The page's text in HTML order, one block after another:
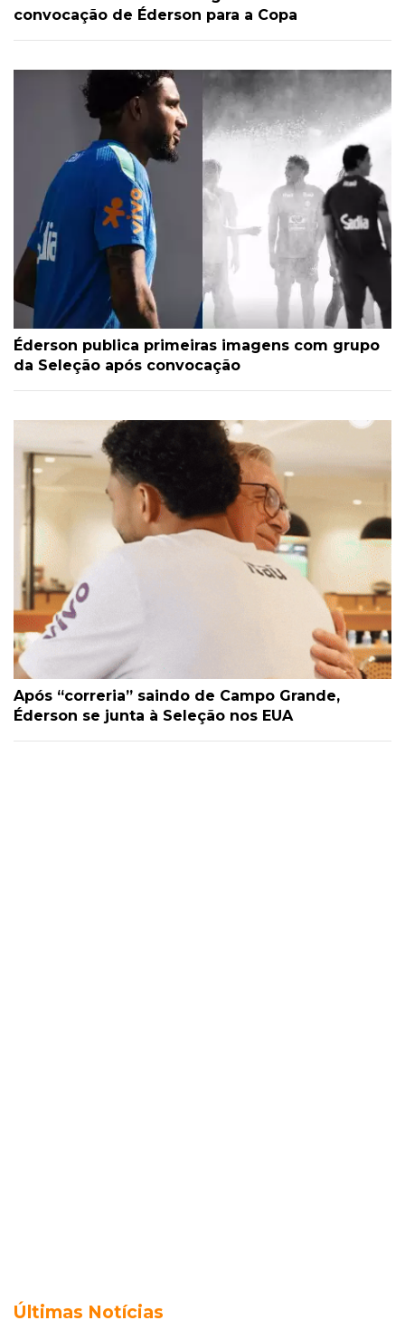
convocação de Éderson para a Copa
Éderson publica primeiras imagens com grupo
da Seleção após convocação
Após “correria” saindo de Campo Grande,
Éderson se junta à Seleção nos EUA
Últimas Notícias